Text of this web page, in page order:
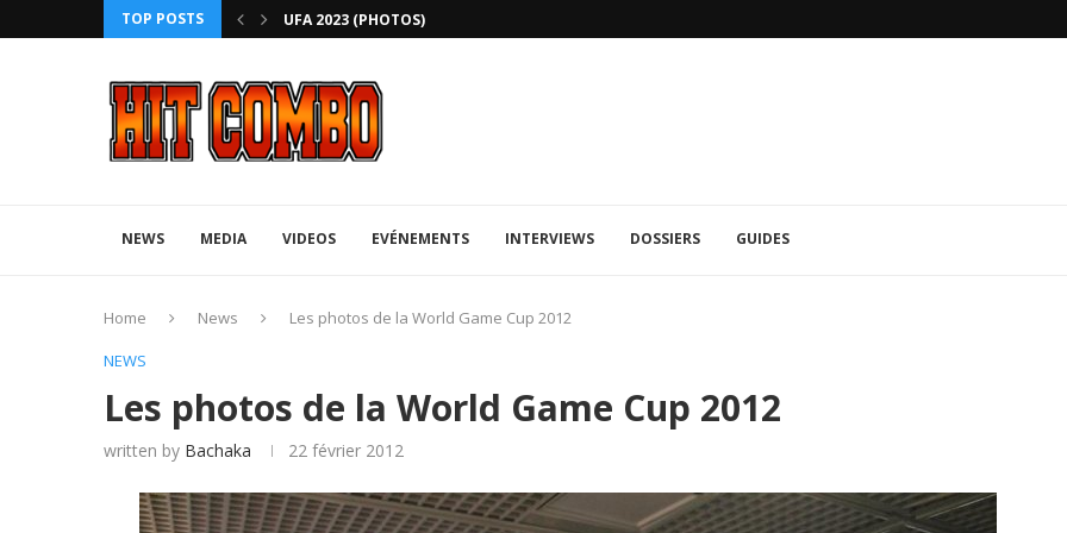
TOP POSTS MORTAL KOMBAT 1: TRAILER RAIN ET SMOKE
NEWS MEDIA VIDEOS EVÉNEMENTS INTERVIEWS DOSSIERS GUIDES
Home News
Les photos de la World Game Cup 2012
NEWS
Les photos de la World Game Cup 2012
written by Bachaka 22 février 2012